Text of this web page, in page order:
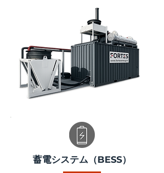
蓄電システム（BESS）